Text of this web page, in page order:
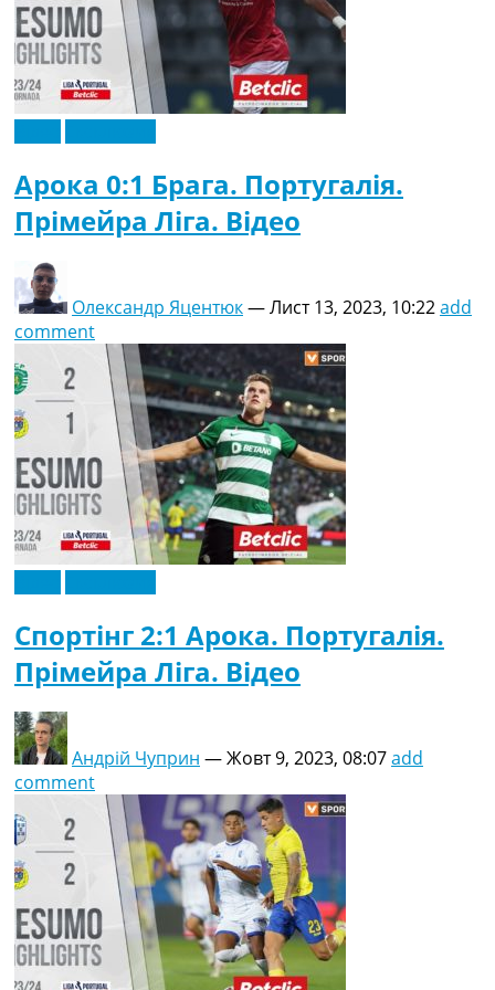
Арока 0:1 Брага. Португалія.
Прімейра Ліга. Відео
Олександр Яцентюк—Лист 13, 2023, 10:22add
comment
Спортінг 2:1 Арока. Португалія.
Прімейра Ліга. Відео
Андрій Чуприн —Жовт 9, 2023, 08:07add
comment